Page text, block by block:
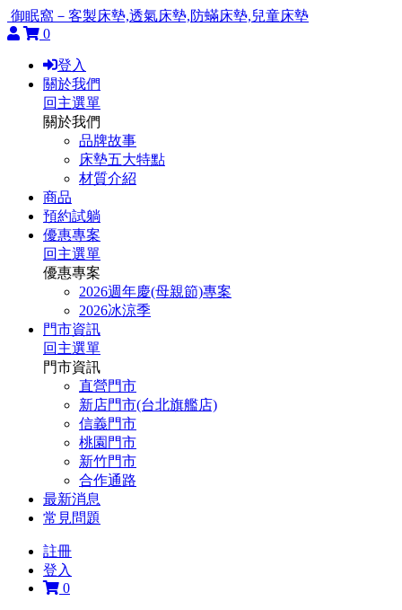
御眠窩－客製床墊,透氣床墊,防蟎床墊,兒童床墊
0
登入
關於我們
回主選單
關於我們
品牌故事
床墊五大特點
材質介紹
商品
預約試躺
優惠專案
回主選單
優惠專案
2026週年慶(母親節)專案
2026冰涼季
門市資訊
回主選單
門市資訊
直營門市
新店門市(台北旗艦店)
信義門市
桃園門市
新竹門市
合作通路
最新消息
常見問題
註冊
登入
0